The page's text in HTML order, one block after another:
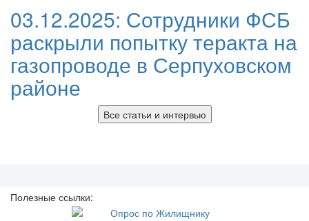
03.12.2025: Сотрудники ФСБ
раскрыли попытку теракта на
газопроводе в Серпуховском
районе
Все статьи и интервью
Полезные ссылки: